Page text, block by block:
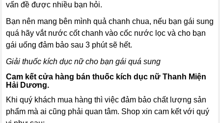
vấn đề được nhiều bạn hỏi.
Bạn nên mang bên mình quả chanh chua, nếu bạn gái sung
quá hãy vắt nước cốt chanh vào cốc nước lọc và cho bạn
gái uống đảm bảo sau 3 phút sẽ hết.
Giải thuốc kích dục nữ cho bạn gái quá sung
Cam kết cửa hàng bán thuốc kích dục nữ Thanh Miện
Hải Dương.
Khi quý khách mua hàng thì việc đảm bảo chất lượng sản
phẩm mà ai cũng phải quan tâm. Shop xin cam kết với quý